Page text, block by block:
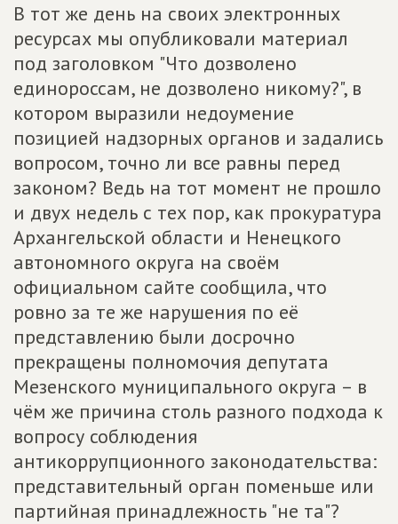
В тот же день на своих электронных
ресурсах мы опубликовали материал
под заголовком "Что дозволено
единороссам, не дозволено никому?", в
котором выразили недоумение
позицией надзорных органов и задались
вопросом, точно ли все равны перед
законом? Ведь на тот момент не прошло
и двух недель с тех пор, как прокуратура
Архангельской области и Ненецкого
автономного округа на своём
официальном сайте сообщила, что
ровно за те же нарушения по её
представлению были досрочно
прекращены полномочия депутата
Мезенского муниципального округа – в
чём же причина столь разного подхода к
вопросу соблюдения
антикоррупционного законодательства:
представительный орган поменьше или
партийная принадлежность "не та"?